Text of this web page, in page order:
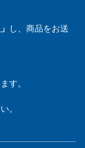
し、商品をお送
す。
。